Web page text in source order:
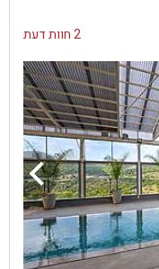
2 חוות דעת